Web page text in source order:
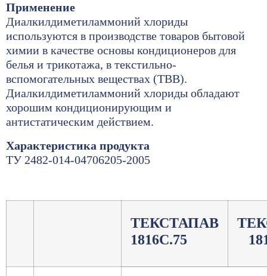
Применение
Диалкилдиметиламмоний хлориды
используются в производстве товаров бытовой
химии в качестве основы кондиционеров для
белья и трикотажа, в текстильно-
вспомогательных веществах (ТВВ).
Диалкилдиметиламмоний хлориды обладают
хорошим кондиционирующим и
антистатическим действием.
Характеристика продукта
ТУ 2482-014-04706205-2005
ТЕКСТАПАВ
1816С.75